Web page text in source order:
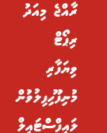
ރާއްޖެ މިއަދު
ރިޕޯޓް
ވިޔަފާރި
މުނިފޫހިފިލުވުން
ލައިފްސްޓައިލް